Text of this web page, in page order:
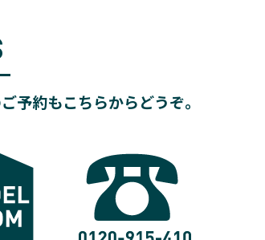
予約もこちらからどうぞ。